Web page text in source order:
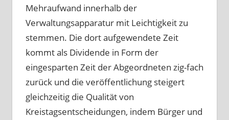
Mehraufwand innerhalb der
Verwaltungsapparatur mit Leichtigkeit zu
stemmen. Die dort aufgewendete Zeit
kommt als Dividende in Form der
eingesparten Zeit der Abgeordneten zig-fach
zurück und die veröffentlichung steigert
gleichzeitig die Qualität von
Kreistagsentscheidungen, indem Bürger und